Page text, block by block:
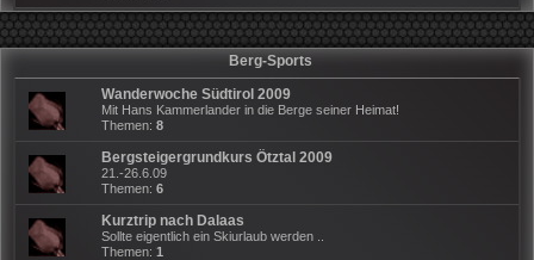
Berg-Sports
Wanderwoche Südtirol 2009
Mit Hans Kammerlander in die Berge seiner Heimat!
Themen: 8
Bergsteigergrundkurs Ötztal 2009
21.-26.6.09
Themen: 6
Kurztrip nach Dalaas
Sollte eigentlich ein Skiurlaub werden ..
Themen: 1